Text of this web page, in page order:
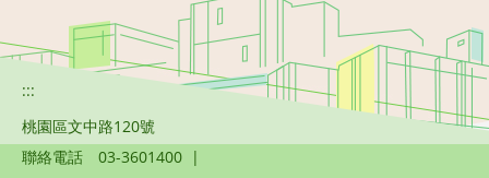
:::
桃園區文中路120號
聯絡電話
03-3601400 |